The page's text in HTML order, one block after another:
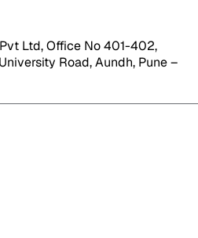
Ltd, Office No 401-402,
Road, Aundh, Pune –